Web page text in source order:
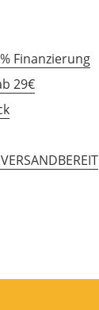
(5,0)
(5,0)
Finanzierung
29€
VERSANDBEREIT